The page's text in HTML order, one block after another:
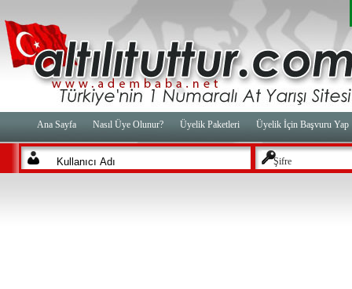
Ana Sayfa Nasıl Üye Olunur? Üyelik Paketleri Üyelik İçin Başvuru Yap
Şifre